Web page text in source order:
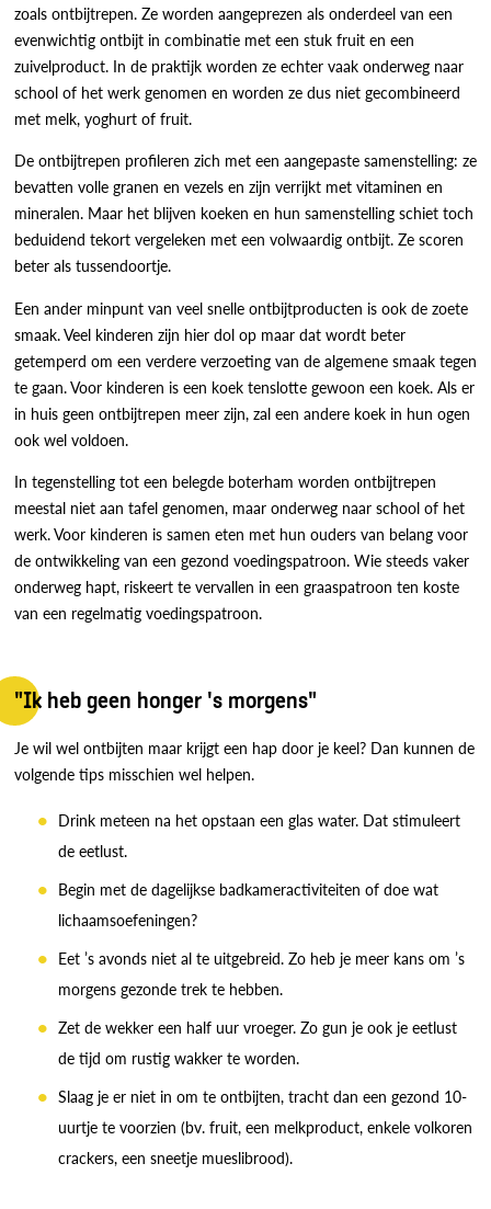
zoals ontbijtrepen. Ze worden aangeprezen als onderdeel van een
evenwichtig ontbijt in combinatie met een stuk fruit en een
zuivelproduct. In de praktijk worden ze echter vaak onderweg naar
school of het werk genomen en worden ze dus niet gecombineerd
met melk, yoghurt of fruit.
De ontbijtrepen profileren zich met een aangepaste samenstelling: ze
bevatten volle granen en vezels en zijn verrijkt met vitaminen en
mineralen. Maar het blijven koeken en hun samenstelling schiet toch
beduidend tekort vergeleken met een volwaardig ontbijt. Ze scoren
beter als tussendoortje.
Een ander minpunt van veel snelle ontbijtproducten is ook de zoete
smaak. Veel kinderen zijn hier dol op maar dat wordt beter
getemperd om een verdere verzoeting van de algemene smaak tegen
te gaan. Voor kinderen is een koek tenslotte gewoon een koek. Als er
in huis geen ontbijtrepen meer zijn, zal een andere koek in hun ogen
ook wel voldoen.
In tegenstelling tot een belegde boterham worden ontbijtrepen
meestal niet aan tafel genomen, maar onderweg naar school of het
werk. Voor kinderen is samen eten met hun ouders van belang voor
de ontwikkeling van een gezond voedingspatroon. Wie steeds vaker
onderweg hapt, riskeert te vervallen in een graaspatroon ten koste
van een regelmatig voedingspatroon.
"Ik heb geen honger 's morgens"
Je wil wel ontbijten maar krijgt een hap door je keel? Dan kunnen de
volgende tips misschien wel helpen.
Drink meteen na het opstaan een glas water. Dat stimuleert
de eetlust.
Begin met de dagelijkse badkameractiviteiten of doe wat
lichaamsoefeningen?
Eet ’s avonds niet al te uitgebreid. Zo heb je meer kans om ’s
morgens gezonde trek te hebben.
Zet de wekker een half uur vroeger. Zo gun je ook je eetlust
de tijd om rustig wakker te worden.
Slaag je er niet in om te ontbijten, tracht dan een gezond 10-
uurtje te voorzien (bv. fruit, een melkproduct, enkele volkoren
crackers, een sneetje mueslibrood).